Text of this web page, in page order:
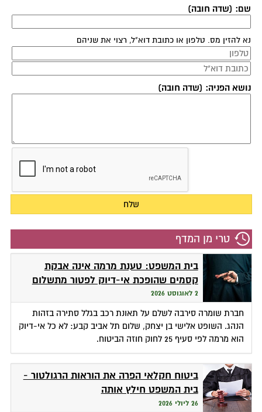
שם: (שדה חובה)
נא להזין מס. טלפון או כתובת דוא"ל, רצוי את שניהם
נושא הפניה: (שדה חובה)
טרי מן המדף
בית המשפט: טענת מרמה אינה אבקת
קסמים שהופכת אי-דיוק לפטור מתשלום
2 לאוגוסט 2026
חברת שומרה סירבה לשלם על תאונת רכב בגלל סתירה בזהות
הנהג. השופט אלישי בן יצחק, שלום תל אביב קבע: לא כל אי-דיוק
הוא מרמה לפי סעיף 25 לחוק חוזה הביטוח.
ביטוח חקלאי הפרה את הוראות הרגולטור -
בית המשפט חילץ אותה
26 ליולי 2026